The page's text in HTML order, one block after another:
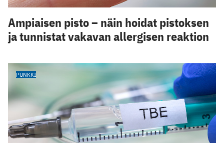
Ampiaisen pisto – näin hoidat pistoksen
ja tunnistat vakavan allergisen reaktion
PUNKKI